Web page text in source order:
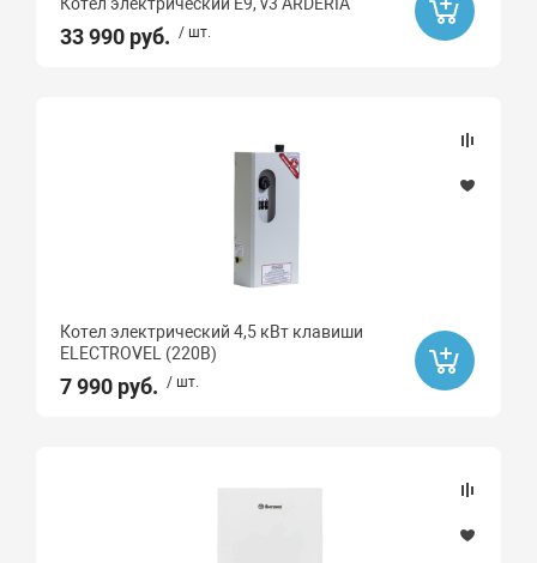
33 990 руб. / шт.
Котел электрический 4,5 кВт клавиши
ELECTROVEL (220В)
7 990 руб. / шт.